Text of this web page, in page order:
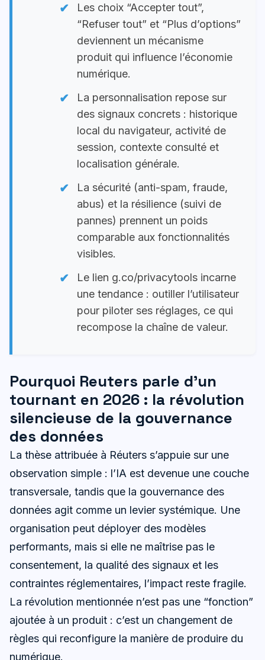
Les choix “Accepter tout”,
“Refuser tout” et “Plus d’options”
deviennent un mécanisme
produit qui influence l’économie
numérique.
La personnalisation repose sur
des signaux concrets : historique
local du navigateur, activité de
session, contexte consulté et
localisation générale.
La sécurité (anti-spam, fraude,
abus) et la résilience (suivi de
pannes) prennent un poids
comparable aux fonctionnalités
visibles.
Le lien g.co/privacytools incarne
une tendance : outiller l’utilisateur
pour piloter ses réglages, ce qui
recompose la chaîne de valeur.
Pourquoi Reuters parle d’un
tournant en 2026 : la révolution
silencieuse de la gouvernance
des données
La thèse attribuée à Réuters s’appuie sur une
observation simple : l’IA est devenue une couche
transversale, tandis que la gouvernance des
données agit comme un levier systémique. Une
organisation peut déployer des modèles
performants, mais si elle ne maîtrise pas le
consentement, la qualité des signaux et les
contraintes réglementaires, l’impact reste fragile.
La révolution mentionnée n’est pas une “fonction”
ajoutée à un produit : c’est un changement de
règles qui reconfigure la manière de produire du
numérique.